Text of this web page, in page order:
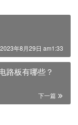
2023年8月29日 am1:33
路板有哪些？
下一篇